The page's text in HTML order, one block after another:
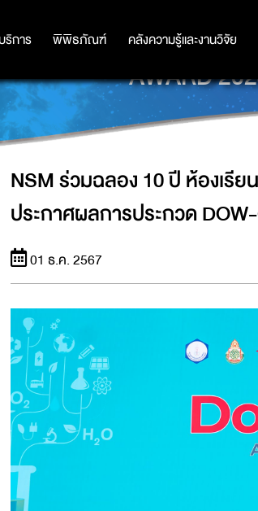
ริการ พิพิธภัณฑ์ คลังความรู้และงานวิจัย
ริการ พิพิธภัณฑ์ คลังความรู้และงานวิจัย
ดาว ขับเคลื่อนเด็กไทยเ
AWARD
NSM ร่วมฉลอง 10 ปี ห้องเรีย
ประกาศผลการประกวด
01 ธ.ค. 2567